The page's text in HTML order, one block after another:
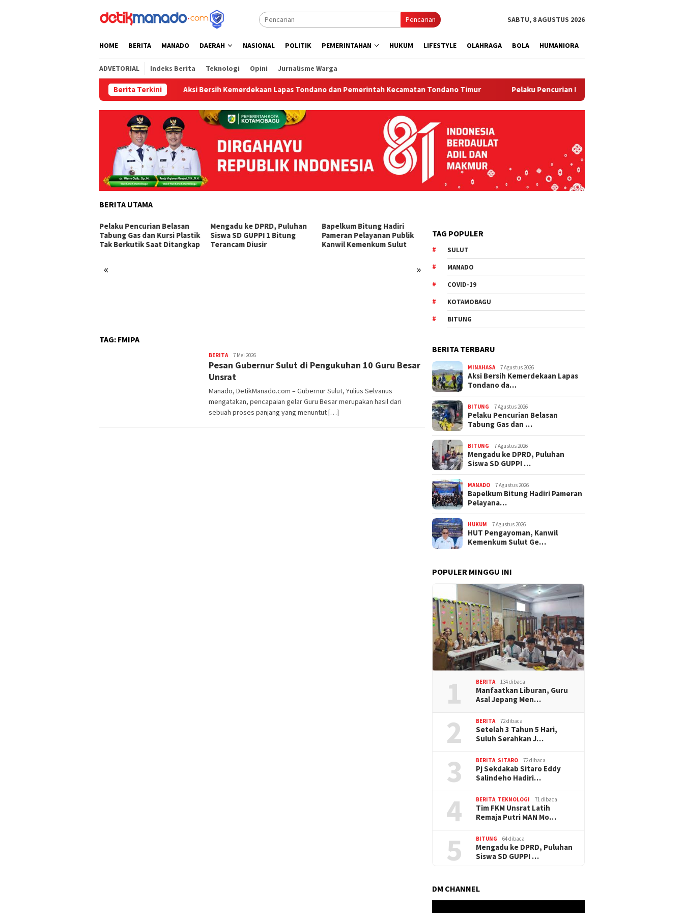
Pencarian SABTU, 8 AGUSTUS 2026
HOME BERITA MANADO DAERAH NASIONAL POLITIK PEMERINTAHAN HUKUM LIFESTYLE OLAHRAGA BOLA HUMANIORA
ADVETORIAL Indeks Berita Teknologi Opini Jurnalisme Warga
Berita TerkiniAksi Bersih Kemerdekaan Lapas Tondano dan Pemerintah Kecamatan Tondano Timur Pelaku Pencurian Belasan Tabung Gas dan Kursi Plastik
BERITA UTAMA
« »
Pelaku Pencurian Belasan
Tabung Gas dan Kursi Plastik
Tak Berkutik Saat Ditangkap
Mengadu ke DPRD, Puluhan
Siswa SD GUPPI 1 Bitung
Terancam Diusir
‎Bapelkum Bitung Hadiri
Pameran Pelayanan Publik
Kanwil Kemenkum Sulut
HUT Pengayoman, Kanwil
Kemenkum Sulut Gelar
Pameran Layanan Hukum
Gratis
Race–Drag Bike 2026
TAG: FMIPA
BERITA Redaktur
DetikManado
7 Mei 2026
Pesan Gubernur Sulut di Pengukuhan 10 Guru Besar
Unsrat
Manado, DetikManado.com – Gubernur Sulut, Yulius Selvanus
mengatakan, pencapaian gelar Guru Besar merupakan hasil dari
sebuah proses panjang yang menuntut […]
TAG POPULER
SULUT
MANADO
COVID-19
KOTAMOBAGU
BITUNG
BERITA TERBARU
MINAHASA 7 Agustus 2026
Aksi Bersih Kemerdekaan Lapas
Tondano da…
BITUNG 7 Agustus 2026
Pelaku Pencurian Belasan
Tabung Gas dan …
BITUNG 7 Agustus 2026
Mengadu ke DPRD, Puluhan
Siswa SD GUPPI …
MANADO 7 Agustus 2026
‎Bapelkum Bitung Hadiri Pameran
Pelayana…
HUKUM 7 Agustus 2026
HUT Pengayoman, Kanwil
Kemenkum Sulut Ge…
POPULER MINGGU INI
1 BERITA 134 dibaca
Manfaatkan Liburan, Guru
Asal Jepang Men…
2 BERITA 72 dibaca
Setelah 3 Tahun 5 Hari,
Suluh Serahkan J…
3 BERITA SITARO 72 dibaca
Pj Sekdakab Sitaro Eddy
Salindeho Hadiri…
4 BERITA TEKNOLOGI 71 dibaca
Tim FKM Unsrat Latih
Remaja Putri MAN Mo…
5 BITUNG 64 dibaca
Mengadu ke DPRD, Puluhan
Siswa SD GUPPI …
DM CHANNEL